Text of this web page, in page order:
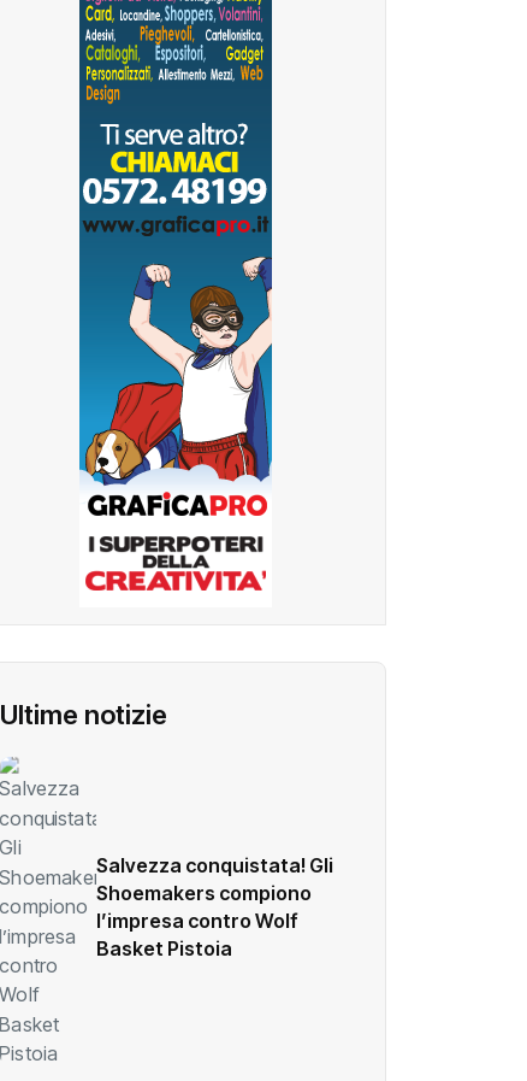
Ultime notizie
Salvezza conquistata! Gli
Shoemakers compiono
l’impresa contro Wolf
Basket Pistoia